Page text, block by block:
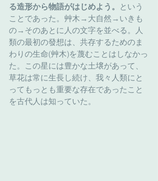
る造形から物語がはじめよう。
という
ことであった。艸木→大自然→いきも
の→そのあとに人の文字を並べる。人
類の最初の發想は、共存するためのま
わりの生命(艸木)を蔑むことはしなかっ
た。この星には豊かな土壌があって、
草花は常に生長し続け、我々人類にと
ってもっとも重要な存在であったこと
を古代人は知っていた。